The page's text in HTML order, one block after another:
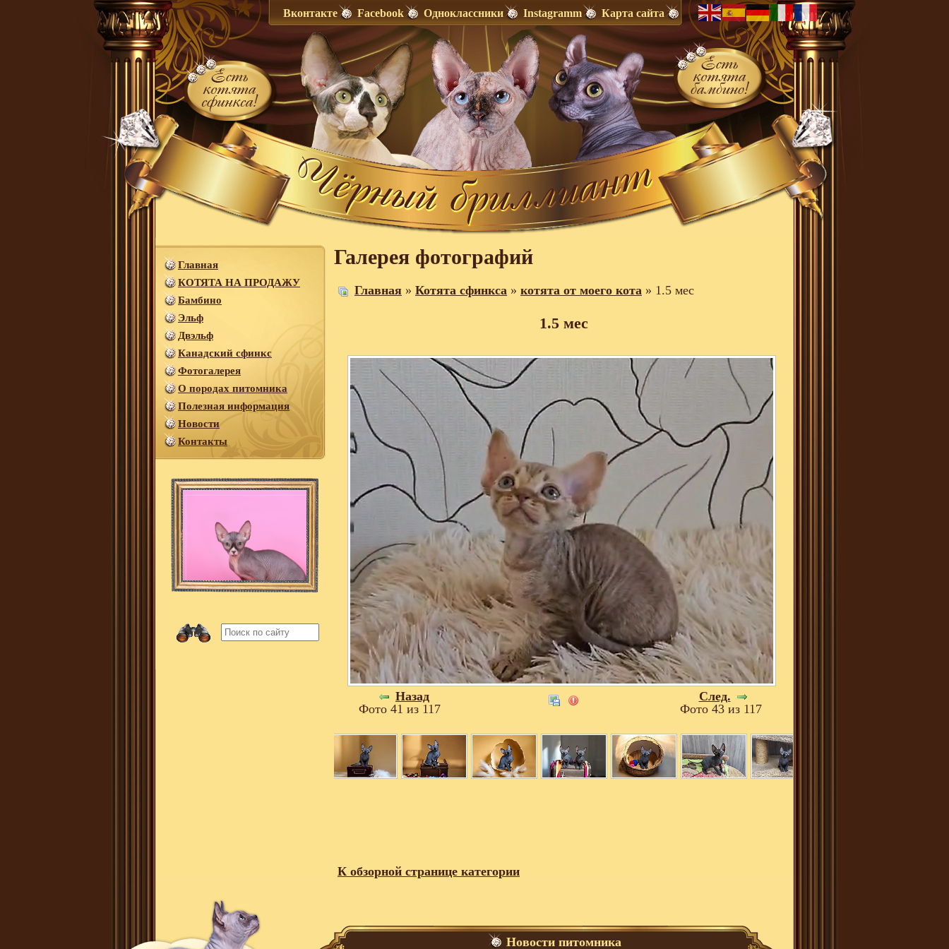
Вконтакте Facebook Одноклассники Instagramm Карта сайта
Главная
КОТЯТА НА ПРОДАЖУ
Бамбино
Эльф
Двэльф
Канадский сфинкс
Фотогалерея
О породах питомника
Полезная информация
Новости
Контакты
Галерея фотографий
Главная » Котята сфинкса » котята от моего кота » 1.5 мес
1.5 мес
Назад
Фото 41 из 117
След.
Фото 43 из 117
К обзорной странице категории
Новости питомника